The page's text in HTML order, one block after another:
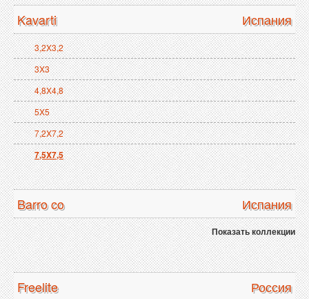
Kavarti Испания
3,2X3,2
3X3
4,8X4,8
5X5
7,2X7,2
7,5X7,5
Barro co Испания
Показать коллекции
Freelite Россия